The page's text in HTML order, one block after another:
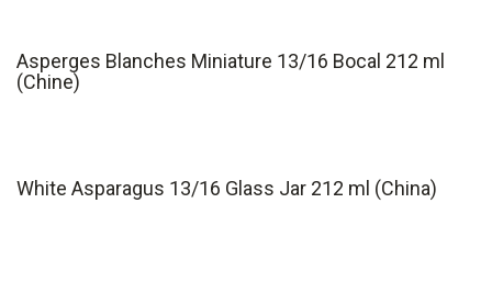
Asperges Blanches Miniature 13/16 Bocal 212 ml
(Chine)
White Asparagus 13/16 Glass Jar 212 ml (China)